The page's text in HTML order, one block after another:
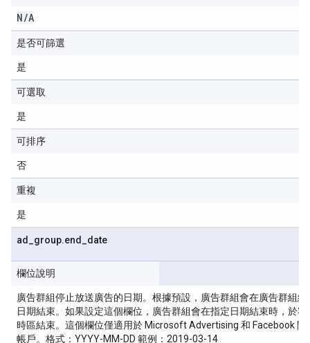
N/A
是否可篩選
是
可選取
是
可排序
否
重複
是
ad group.end date
欄位說明
廣告群組停止放送廣告的日期。根據預設，廣告群組會在廣告群組結
日期結束。如果設定這個欄位，廣告群組會在指定日期結束時，於客
時區結束。這個欄位僅適用於 Microsoft Advertising 和 Facebook 閘
帳戶。格式：YYYY-MM-DD 範例：2019-03-14